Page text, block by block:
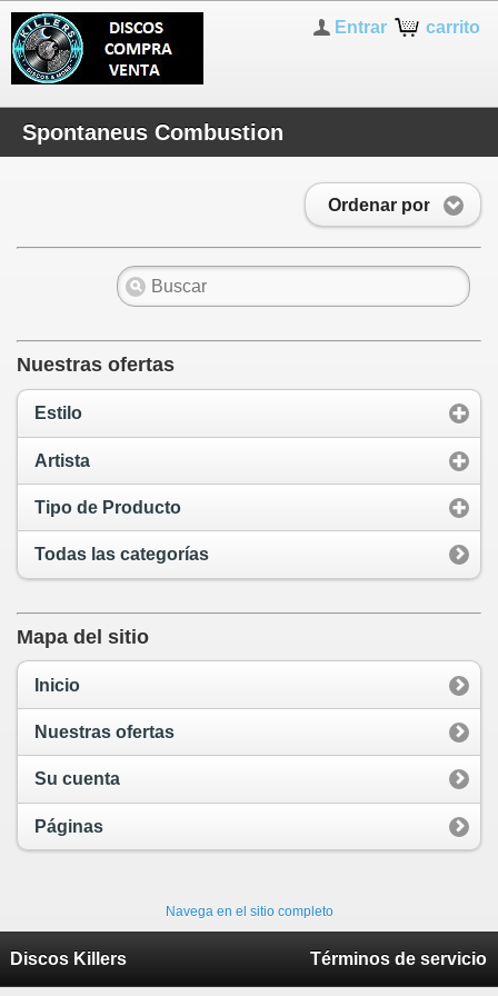
carrito
Entrar
Spontaneus Combustion
Ordenar por
Nuestras ofertas
Estilo
Artista
Tipo de Producto
Todas las categorías
Mapa del sitio
Inicio
Nuestras ofertas
Su cuenta
Páginas
Navega en el sitio completo
Discos Killers Términos de servicio